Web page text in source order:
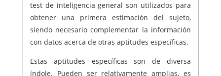
test de inteligencia general son utilizados para
obtener una primera estimación del sujeto,
siendo necesario complementar la información
con datos acerca de otras aptitudes específicas.
Estas aptitudes específicas son de diversa
índole. Pueden ser relativamente amplias, es